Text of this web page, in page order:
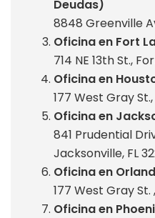
Deudas)
8848 Greenville
Oficina en Fort
714 NE 13th St.,
Oficina en
177 West Gray
Oficina en
841 Prudential
Jacksonville, FL
Oficina en
177 West Gray St.
Oficina en